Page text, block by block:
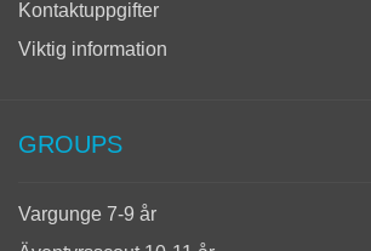
Kontaktuppgifter
Viktig information
GROUPS
Vargunge 7-9 år